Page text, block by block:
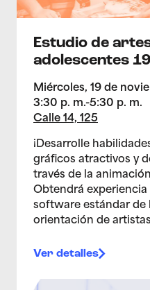
Estudio de
adolescentes
Miércoles, 19 de
3:30 p. m.-5:30 p. m.
Calle 14, 125
¡Desarrolle
gráficos atractivos y
través de la
Obtendrá
software estándar de
orientación de
Ver detalles
>Festival de Cine «A